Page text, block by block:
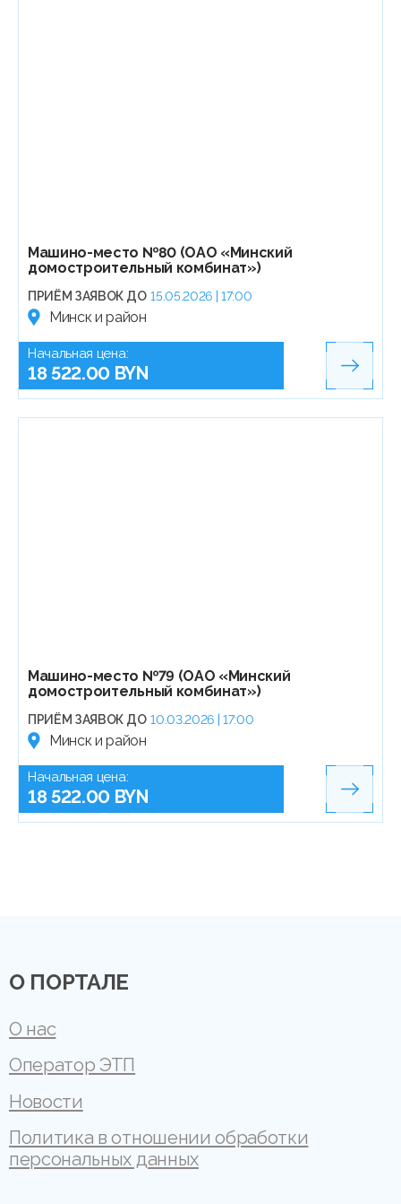
Машино-место №80 (ОАО «Минский
домостроительный комбинат»)
ПРИЁМ ЗАЯВОК ДО 15.05.2026 | 17:00
Минск и район
Начальная цена:
18 522.00 BYN
Машино-место №79 (ОАО «Минский
домостроительный комбинат»)
ПРИЁМ ЗАЯВОК ДО 10.03.2026 | 17:00
Минск и район
Начальная цена:
18 522.00 BYN
О ПОРТАЛЕ
О нас
Оператор ЭТП
Новости
Политика в отношении обработки
персональных данных